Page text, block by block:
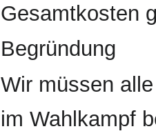
Gesamtkosten
Begründung
Wir müssen
im Wahlkampf